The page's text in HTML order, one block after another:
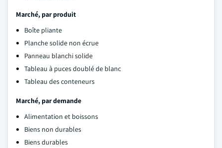
Marché, par produit
Boîte pliante
Planche solide non écrue
Panneau blanchi solide
Tableau à puces doublé de blanc
Tableau des conteneurs
Marché, par demande
Alimentation et boissons
Biens non durables
Biens durables